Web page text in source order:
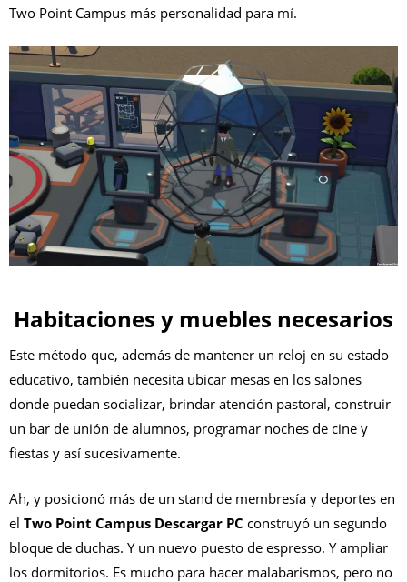
Two Point Campus más personalidad para mí.
Habitaciones y muebles necesarios
Este método que, además de mantener un reloj en su estado
educativo, también necesita ubicar mesas en los salones
donde puedan socializar, brindar atención pastoral, construir
un bar de unión de alumnos, programar noches de cine y
fiestas y así sucesivamente.
Ah, y posicionó más de un stand de membresía y deportes en
el Two Point Campus Descargar PC construyó un segundo
bloque de duchas. Y un nuevo puesto de espresso. Y ampliar
los dormitorios. Es mucho para hacer malabarismos, pero no